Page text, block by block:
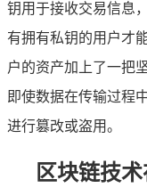
钥用于接收交易信息
有拥有私钥的用户才
户的资产加上了一把
即使数据在传输过程
进行篡改或盗用。
区块链技